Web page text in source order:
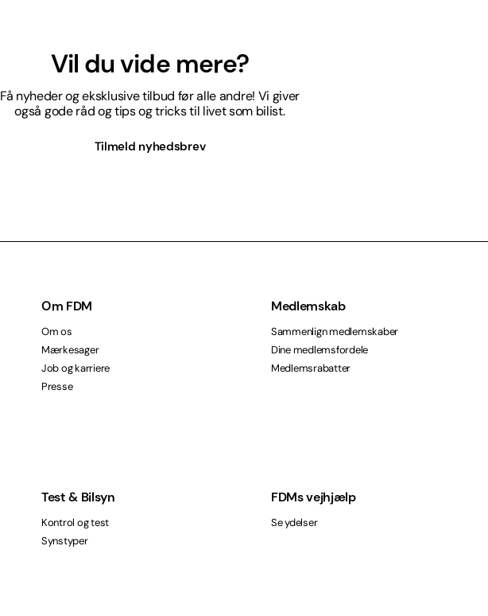
Vil du vide mere?
Få nyheder og eksklusive tilbud før alle andre! Vi giver
også gode råd og tips og tricks til livet som bilist.
Tilmeld nyhedsbrev
Om FDM
Om os
Mærkesager
Job og karriere
Presse
Medlemskab
Sammenlign medlemskaber
Dine medlemsfordele
Medlemsrabatter
Test & Bilsyn
Kontrol og test
Synstyper
FDMs vejhjælp
Se ydelser